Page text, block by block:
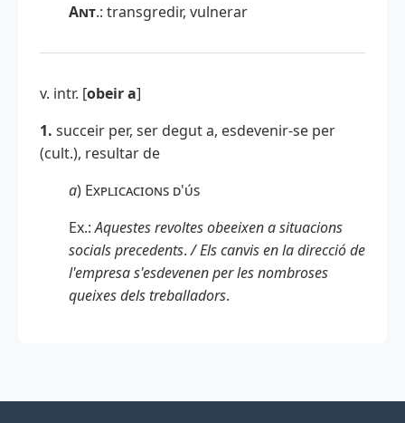
Ant.: transgredir, vulnerar
v. intr. [obeir a]
1. succeir per, ser degut a, esdevenir-se per
(cult.), resultar de
a) Explicacions d'ús
Ex.:Aquestes revoltes obeeixen a situacions
socials precedents./ Els canvis en la direcció de
l'empresa s'esdevenen per les nombroses
queixes dels treballadors.